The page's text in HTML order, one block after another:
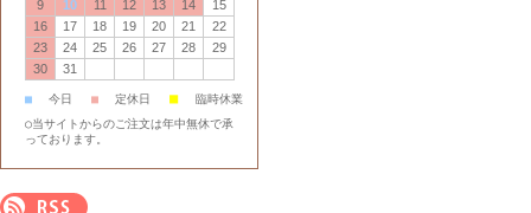
9
10 11 12 13 14
15
16
17 18 19 20 21
22
23
24 25 26 27 28
29
30
31
■ 今日 ■ 定休日 ■
臨時休業
○当サイトからのご注文は年中無休で承
っております。